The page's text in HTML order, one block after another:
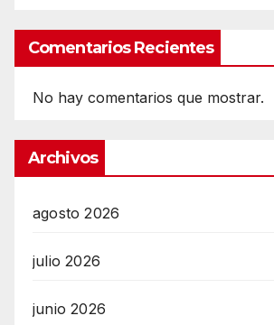
Comentarios Recientes
No hay comentarios que mostrar.
Archivos
agosto 2026
julio 2026
junio 2026